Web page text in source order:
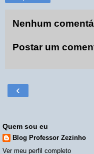
Nenhum
Postar um
‹
Quem sou eu
Blog Professor Zezinho
Ver meu perfil completo